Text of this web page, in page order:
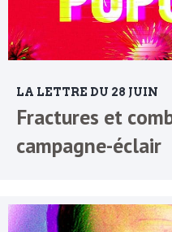
LA LETTRE DU 28 JUIN
Fractures et
campagne-éclair